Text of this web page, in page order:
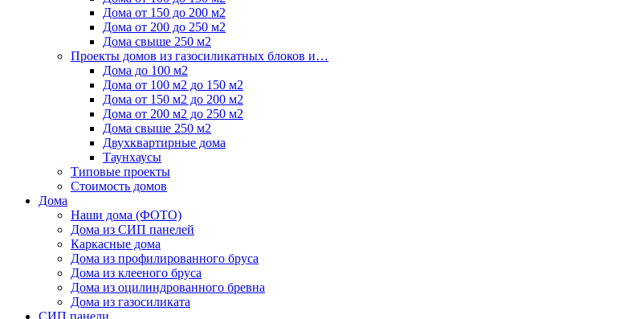
Дома от 150 до 200 м2
Дома от 200 до 250 м2
Дома свыше 250 м2
Проекты домов из газосиликатных блоков и…
Дома до 100 м2
Дома от 100 м2 до 150 м2
Дома от 150 м2 до 200 м2
Дома от 200 м2 до 250 м2
Дома свыше 250 м2
Двухквартирные дома
Таунхаусы
Типовые проекты
Стоимость домов
Дома
Наши дома (ФОТО)
Дома из СИП панелей
Каркасные дома
Дома из профилированного бруса
Дома из клееного бруса
Дома из оцилиндрованного бревна
Дома из газосиликата
СИП панели